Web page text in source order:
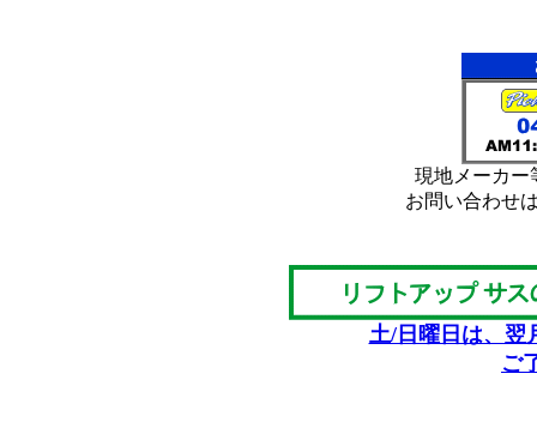
現地メーカー
お問い合わせ
土/日曜日は、翌
ご